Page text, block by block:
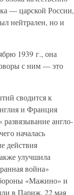
— царской России,
нейтрален, но и
1939 г., она
с ним — это
сводится к
и Франция
англо-
началась
действия
улучшила
война»
«Мажино» и
в Париж. 22 мая